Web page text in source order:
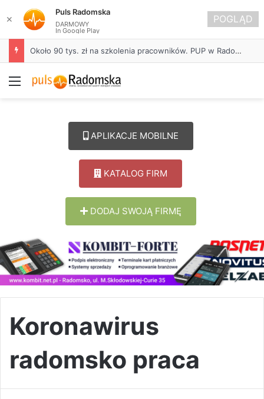
Około 90 tys. zł na szkolenia pracowników. PUP w Radomsku ogłasza nabór wniosków
Menu
APLIKACJE MOBILNE
KATALOG FIRM
DODAJ SWOJĄ FIRMĘ
Koronawirus
radomsko praca
✕
Puls Radomska
DARMOWY
In Google Play
POGLĄD